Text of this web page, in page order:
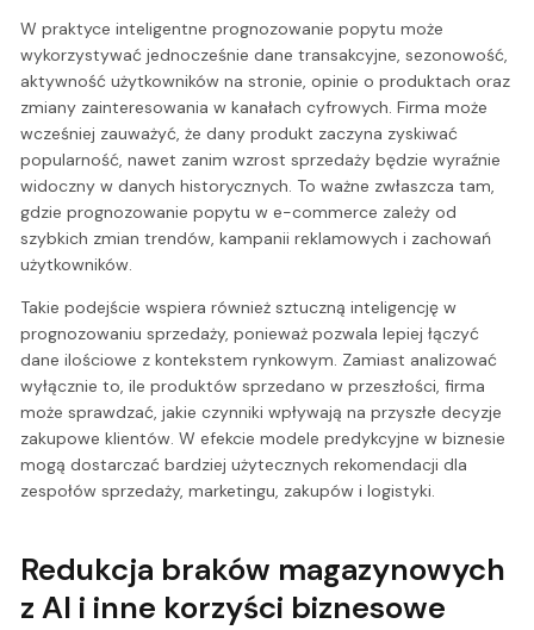
W praktyce inteligentne prognozowanie popytu może
wykorzystywać jednocześnie dane transakcyjne, sezonowość,
aktywność użytkowników na stronie, opinie o produktach oraz
zmiany zainteresowania w kanałach cyfrowych. Firma może
wcześniej zauważyć, że dany produkt zaczyna zyskiwać
popularność, nawet zanim wzrost sprzedaży będzie wyraźnie
widoczny w danych historycznych. To ważne zwłaszcza tam,
gdzie prognozowanie popytu w e-commerce zależy od
szybkich zmian trendów, kampanii reklamowych i zachowań
użytkowników.
Takie podejście wspiera również sztuczną inteligencję w
prognozowaniu sprzedaży, ponieważ pozwala lepiej łączyć
dane ilościowe z kontekstem rynkowym. Zamiast analizować
wyłącznie to, ile produktów sprzedano w przeszłości, firma
może sprawdzać, jakie czynniki wpływają na przyszłe decyzje
zakupowe klientów. W efekcie modele predykcyjne w biznesie
mogą dostarczać bardziej użytecznych rekomendacji dla
zespołów sprzedaży, marketingu, zakupów i logistyki.
Redukcja braków magazynowych
z AI i inne korzyści biznesowe